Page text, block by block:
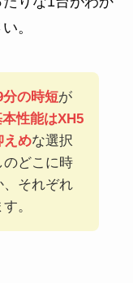
。
の時短が
性能はXH5
えめな選択
のどこに時
、それぞれ
。